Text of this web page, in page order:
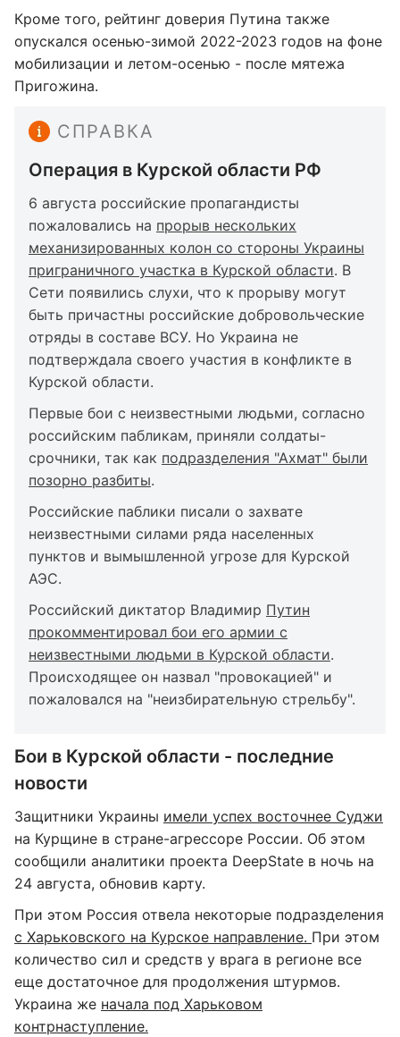
Кроме того, рейтинг доверия Путина также
опускался осенью-зимой 2022-2023 годов на фоне
мобилизации и летом-осенью - после мятежа
Пригожина.
СПРАВКА
Операция в Курской области РФ
6 августа российские пропагандисты
пожаловались на прорыв нескольких
механизированных колон со стороны Украины
приграничного участка в Курской области. В
Сети появились слухи, что к прорыву могут
быть причастны российские добровольческие
отряды в составе ВСУ. Но Украина не
подтверждала своего участия в конфликте в
Курской области.
Первые бои с неизвестными людьми, согласно
российским пабликам, приняли солдаты-
срочники, так как подразделения "Ахмат" были
позорно разбиты.
Российские паблики писали о захвате
неизвестными силами ряда населенных
пунктов и вымышленной угрозе для Курской
АЭС.
Российский диктатор Владимир Путин
прокомментировал бои его армии с
неизвестными людьми в Курской области.
Происходящее он назвал "провокацией" и
пожаловался на "неизбирательную стрельбу".
Бои в Курской области - последние
новости
Защитники Украины имели успех восточнее Суджи
на Курщине в стране-агрессоре России. Об этом
сообщили аналитики проекта DeepState в ночь на
24 августа, обновив карту.
При этом Россия отвела некоторые подразделения
с Харьковского на Курское направление. При этом
количество сил и средств у врага в регионе все
еще достаточное для продолжения штурмов.
Украина же начала под Харьковом
контрнаступление.